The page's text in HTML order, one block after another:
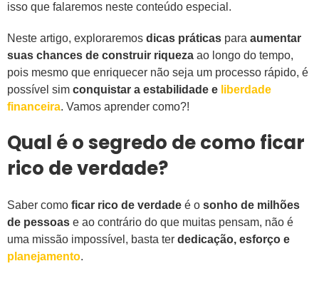
isso que falaremos neste conteúdo especial.
Neste artigo, exploraremos dicas práticas para aumentar
suas chances de construir riqueza ao longo do tempo,
pois mesmo que enriquecer não seja um processo rápido, é
possível sim conquistar a estabilidade e liberdade
financeira. Vamos aprender como?!
Qual é o segredo de como ficar
rico de verdade?
Saber como ficar rico de verdade é o sonho de milhões
de pessoas e ao contrário do que muitas pensam, não é
uma missão impossível, basta ter dedicação, esforço e
planejamento.